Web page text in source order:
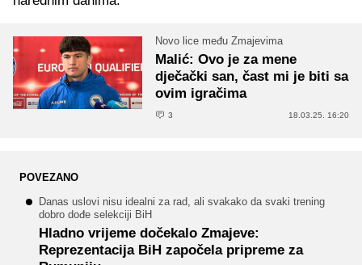
Novo lice među Zmajevima
Malić: Ovo je za mene
dječački san, čast mi je biti sa
ovim igračima
3 18.03.25. 16:20
POVEZANO
Danas uslovi nisu idealni za rad, ali svakako da svaki trening
dobro dođe selekciji BiH
Hladno vrijeme dočekalo Zmajeve:
Reprezentacija BiH započela pripreme za